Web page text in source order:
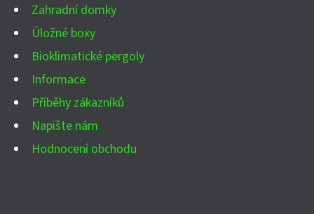
Zahradní domky
Úložné boxy
Bioklimatické pergoly
Informace
Příběhy zákazníků
Napište nám
Hodnocení obchodu